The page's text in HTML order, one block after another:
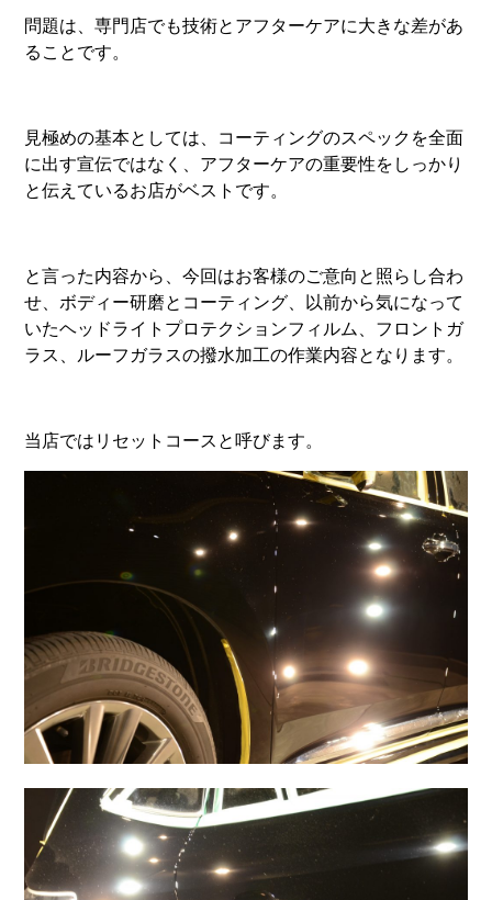
問題は、専門店でも技術とアフターケアに大きな差があ
ることです。
見極めの基本としては、コーティングのスペックを全面
に出す宣伝ではなく、アフターケアの重要性をしっかり
と伝えているお店がベストです。
と言った内容から、今回はお客様のご意向と照らし合わ
せ、ボディー研磨とコーティング、以前から気になって
いたヘッドライトプロテクションフィルム、フロントガ
ラス、ルーフガラスの撥水加工の作業内容となります。
当店ではリセットコースと呼びます。